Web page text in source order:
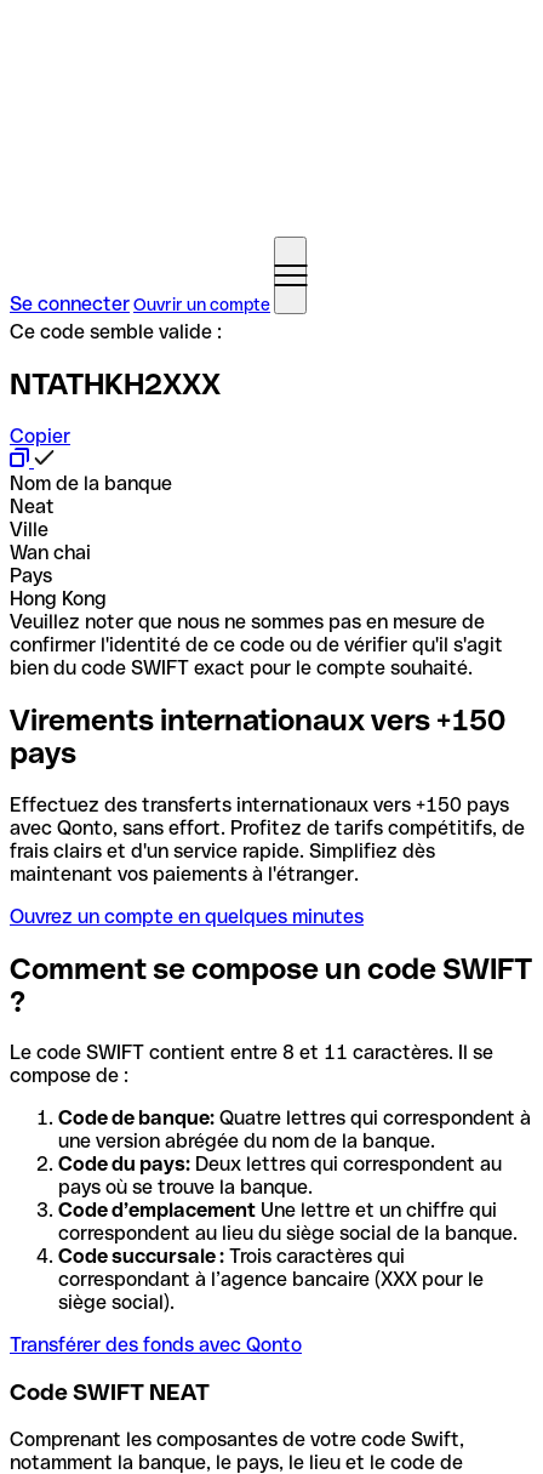
Se connecterOuvrir un compte
Ce code semble valide :
NTATHKH2XXX
Copier
Nom de la banque
Neat
Ville
Wan chai
Pays
Hong Kong
Veuillez noter que nous ne sommes pas en mesure de
confirmer l'identité de ce code ou de vérifier qu'il s'agit
bien du code SWIFT exact pour le compte souhaité.
Virements internationaux vers +150
pays
Effectuez des transferts internationaux vers +150 pays
avec Qonto, sans effort. Profitez de tarifs compétitifs, de
frais clairs et d'un service rapide. Simplifiez dès
maintenant vos paiements à l'étranger.
Ouvrez un compte en quelques minutes
Comment se compose un code SWIFT
?
Le code SWIFT contient entre 8 et 11 caractères. Il se
compose de :
Code de banque: Quatre lettres qui correspondent à
une version abrégée du nom de la banque.
Code du pays: Deux lettres qui correspondent au
pays où se trouve la banque.
Code d’emplacement Une lettre et un chiffre qui
correspondent au lieu du siège social de la banque.
Code succursale : Trois caractères qui
correspondant à l’agence bancaire (XXX pour le
siège social).
Transférer des fonds avec Qonto
Code SWIFT NEAT
Comprenant les composantes de votre code Swift,
notamment la banque, le pays, le lieu et le code de